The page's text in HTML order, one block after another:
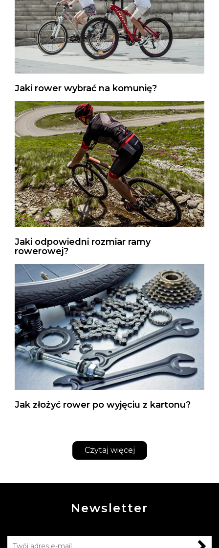
Jaki rower wybrać na komunię?
Jaki odpowiedni rozmiar ramy
rowerowej?
Jak złożyć rower po wyjęciu z kartonu?
Czytaj więcej
Newsletter